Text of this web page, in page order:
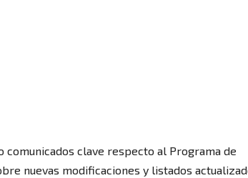
comunicados clave respecto al Programa de
nuevas modificaciones y listados